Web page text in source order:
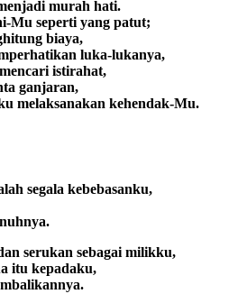
murah hati.
Mu seperti yang patut;
biaya,
luka-lukanya,
istirahat,
ganjaran,
melaksanakan kehendak-Mu.
segala kebebasanku,
serukan sebagai milikku,
itu kepadaku,